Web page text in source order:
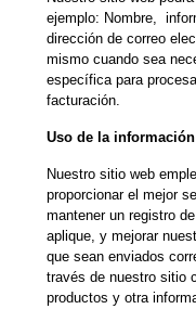
ejemplo: Nombre,
dirección de correo
mismo cuando sea
específica para
facturación.
Uso de la
Nuestro sitio web
proporcionar el mejor
mantener un registro
aplique, y mejorar
que sean enviados
través de nuestro sitio
productos y otra